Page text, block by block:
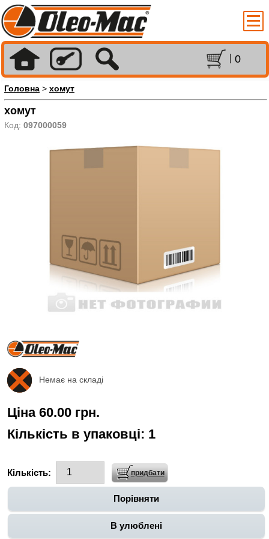
0
Головна > хомут
хомут
Код: 097000059
Немає на складі
Ціна 60.00 грн.
Кількість в упаковці: 1
Кількість:
Порівняти
В улюблені